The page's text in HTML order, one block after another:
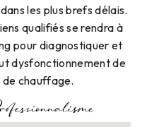
les plus brefs délais.
qualifiés se rendra à
pour diagnostiquer et
dysfonctionnement de
chauffage.